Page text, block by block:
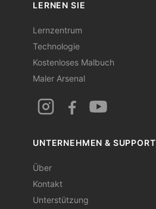
LERNEN SIE
Lernzentrum
Technologie
Kostenloses Malbuch
Maler Arsenal
UNTERNEHMEN & SUPPORT
Über
Kontakt
Unterstützung